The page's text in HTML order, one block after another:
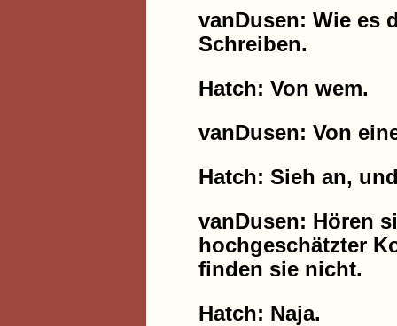
vanDusen: Wie es
Schreiben.
Hatch: Von wem.
vanDusen: Von
Hatch: Sieh an,
vanDusen: Hören
hochgeschätzter
finden sie nicht.
Hatch: Naja.